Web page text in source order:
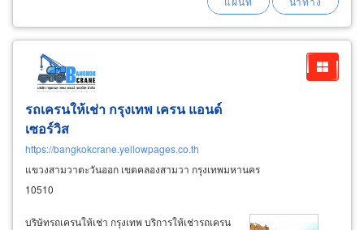
รถเครนให้เช่า กรุงเทพ เครน แอนด์
เซอร์วิส
https://bangkokcrane.yellowpages.co.th
แขวงสามวาตะวันออก เขตคลองสามวา กรุงเทพมหานคร
10510
บริษัทรถเครนให้เช่า กรุงเทพ บริการให้เช่ารถเครน